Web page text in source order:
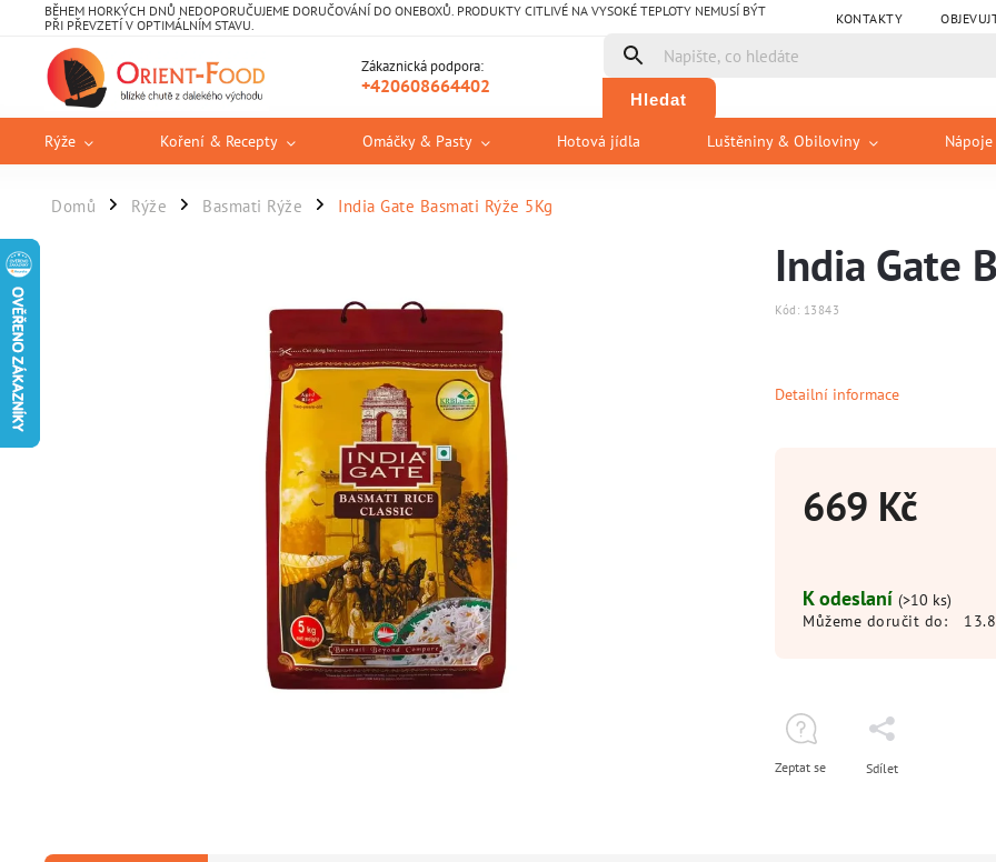
BĚHEM HORKÝCH DNŮ NEDOPORUČUJEME DORUČOVÁNÍ DO ONEBOXŮ. PRODUKTY CITLIVÉ NA VYSOKÉ TEPLOTY NEMUSÍ BÝT
PŘI PŘEVZETÍ V OPTIMÁLNÍM STAVU.
KONTAKTY
Zákaznická podpora:
+420608664402
Hledat
Rýže Koření & Recepty Omáčky & Pasty Hotová jídla Luštěniny & Obiloviny Nápoje
Domů / Rýže / Basmati Rýže / India Gate Basmati Rýže 5Kg
669 Kč
K odeslaní (>10 ks)
Můžeme doručit do:
India Gate
Kód: 13843
Detailní informace
Zeptat se Sdílet